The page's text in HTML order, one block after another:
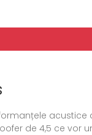
de 4,5 ce vor